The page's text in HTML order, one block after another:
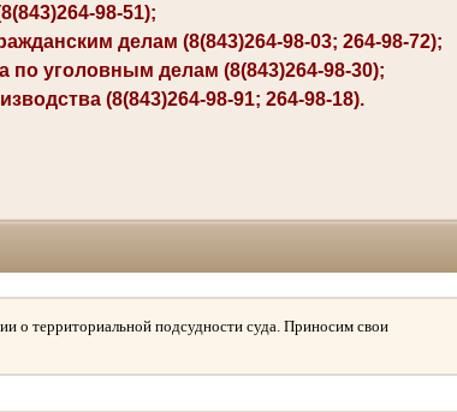
98-51);
делам (8(843)264-98-03; 264-98-72);
уголовным делам (8(843)264-98-30);
(8(843)264-98-91; 264-98-18).
о территориальной подсудности суда. Приносим свои